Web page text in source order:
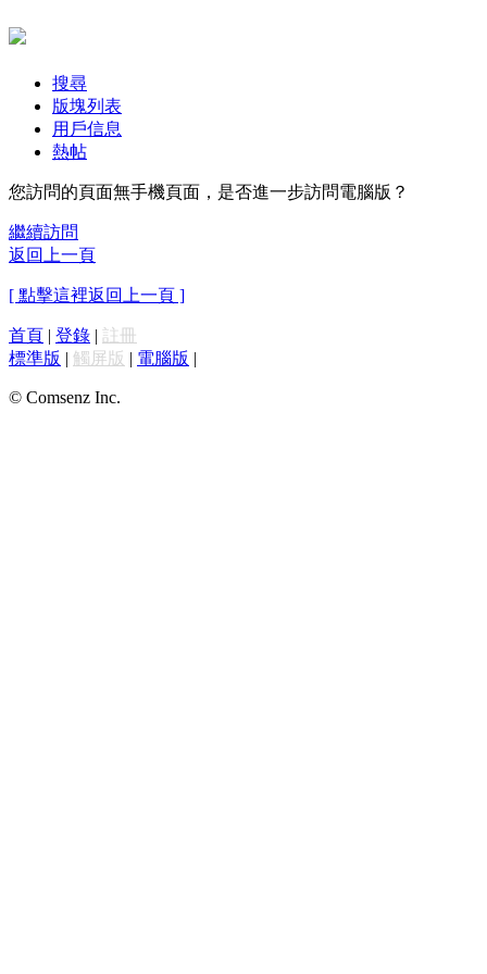
搜尋
版塊列表
用戶信息
熱帖
您訪問的頁面無手機頁面，是否進一步訪問電腦版？
繼續訪問
返回上一頁
[ 點擊這裡返回上一頁 ]
首頁 | 登錄 | 註冊
標準版 | 觸屏版 | 電腦版 |
© Comsenz Inc.